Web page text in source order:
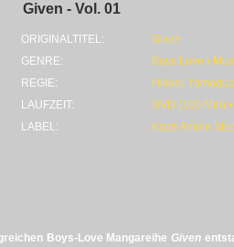
Given - Vol. 01
ORIGINALTITEL:
Given
GENRE:
Boys Love •
REGIE:
Hikaru
LAUFZEIT:
DVD (100 Min)
LABEL:
Kazé Anime
Boys-Love Mangareihe Given